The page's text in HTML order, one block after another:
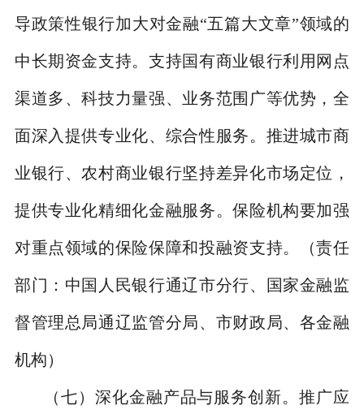
导政策性银行加大对金融“五篇大文章”领域的
中长期资金支持。支持国有商业银行利用网点
渠道多、科技力量强、业务范围广等优势，全
面深入提供专业化、综合性服务。推进城市商
业银行、农村商业银行坚持差异化市场定位，
提供专业化精细化金融服务。保险机构要加强
对重点领域的保险保障和投融资支持。 （责任
部门：中国人民银行通辽市分行、国家金融监
督管理总局通辽监管分局、市财政局、各金融
机构）
（七）深化金融产品与服务创新。推广应